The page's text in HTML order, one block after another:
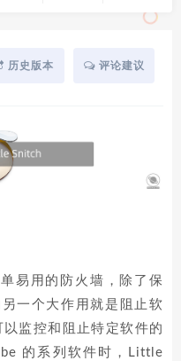
历史版本 评论建议
易用的防火墙，除了保
一个大作用就是阻止软
监控和阻止特定软件的
的系列软件时，Little